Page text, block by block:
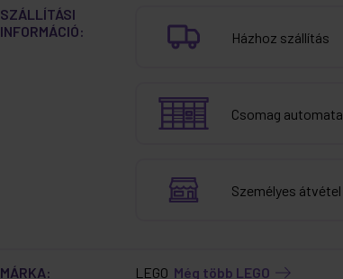
SZÁLLÍTÁSI
INFORMÁCIÓ:
Házhoz szállítás
Csomag automata
Személyes átvétel
MÁRKA: LEGO Még több LEGO